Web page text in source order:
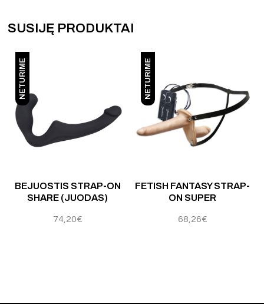
SUSIJĘ PRODUKTAI
NETURIME
BEJUOSTIS STRAP-ON
SHARE (JUODAS)
74,20€
NETURIME
FETISH FANTASY STRAP-
ON SUPER
68,26€